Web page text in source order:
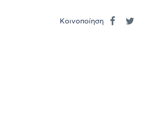
Κοινοποίηση